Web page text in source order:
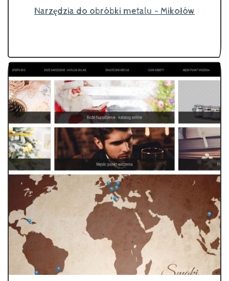
Narzędzia do obróbki metalu - Mikołów